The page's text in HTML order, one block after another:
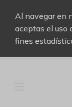
Al navegar en
aceptas el uso
fines